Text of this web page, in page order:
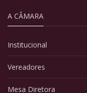
A CÂMARA
Institucional
Vereadores
Mesa Diretora